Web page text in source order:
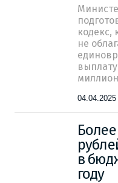
кодекс,
не
04.04.2025
в
году